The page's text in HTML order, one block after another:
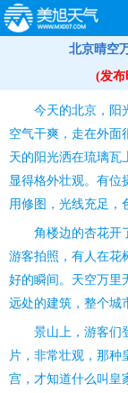
北京晴空
(发布
今天的北京，阳
空气干爽，走在外面
天的阳光洒在琉璃瓦
显得格外壮观。有位
用修图，光线充足，
角楼边的杏花开
游客拍照，有人在花
好的瞬间。天空万里
远处的建筑，整个城
景山上，游客们
片，非常壮观，那种
宫，才知道什么叫皇